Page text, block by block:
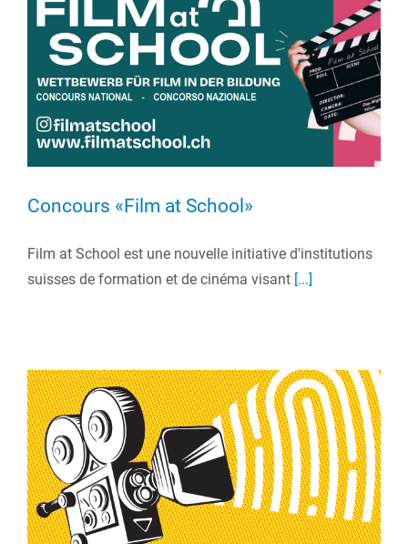
Concours «Film at School»
Film at School est une nouvelle initiative d'institutions
suisses de formation et de cinéma visant [...]